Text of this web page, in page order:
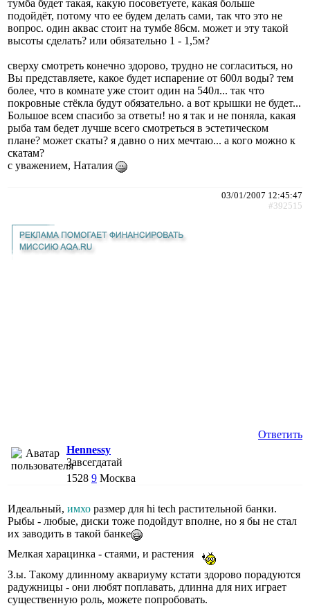
тумба будет такая, какую посоветуете, какая больше
подойдёт, потому что ее будем делать сами, так что это не
вопрос. один аквас стоит на тумбе 86см. может и эту такой
высоты сделать? или обязательно 1 - 1,5м?
сверху смотреть конечно здорово, трудно не согласиться, но
Вы представляете, какое будет испарение от 600л воды? тем
более, что в комнате уже стоит один на 540л... так что
покровные стёкла будут обязательно. а вот крышки не будет...
Большое всем спасибо за ответы! но я так и не поняла, какая
рыба там бедет лучше всего смотреться в эстетическом
плане? может скаты? я давно о них мечтаю... а кого можно к
скатам?
с уважением, Наталия
03/01/2007 12:45:47
#392515
Ответить
Hennessy
Завсегдатай
1528 9 Москва
Идеальный, имхо размер для hi tech растительной банки.
Рыбы - любые, диски тоже подойдут вполне, но я бы не стал
их заводить в такой банке
Мелкая харацинка - стаями, и растения
З.ы. Такому длинному аквариуму кстати здорово порадуются
радужницы - они любят поплавать, длинна для них играет
существенную роль, можете попробовать.